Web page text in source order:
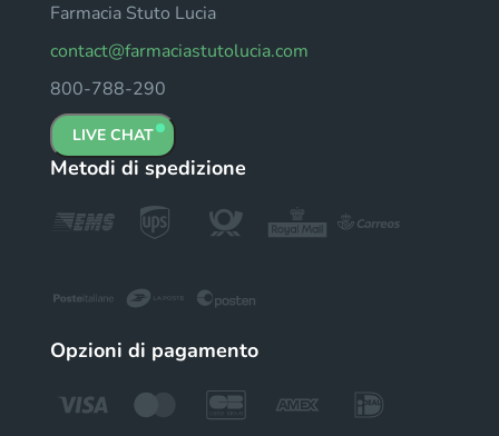
Farmacia Stuto Lucia
contact@farmaciastutolucia.com
800-788-290
LIVE CHAT
Metodi di spedizione
Opzioni di pagamento